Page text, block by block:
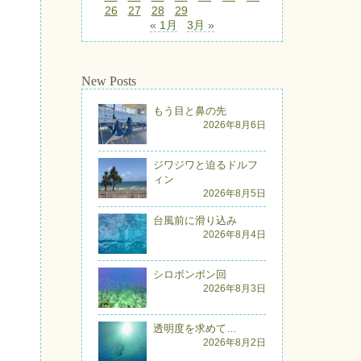
26
27 28
29
« 1月
3月 »
New Posts
もう目と鼻の先
2026年8月6日
ジワジワと迫るドルフ
ィン
2026年8月5日
台風前に滑り込み
2026年8月4日
シロボンボン回
2026年8月3日
透明度を求めて…
2026年8月2日